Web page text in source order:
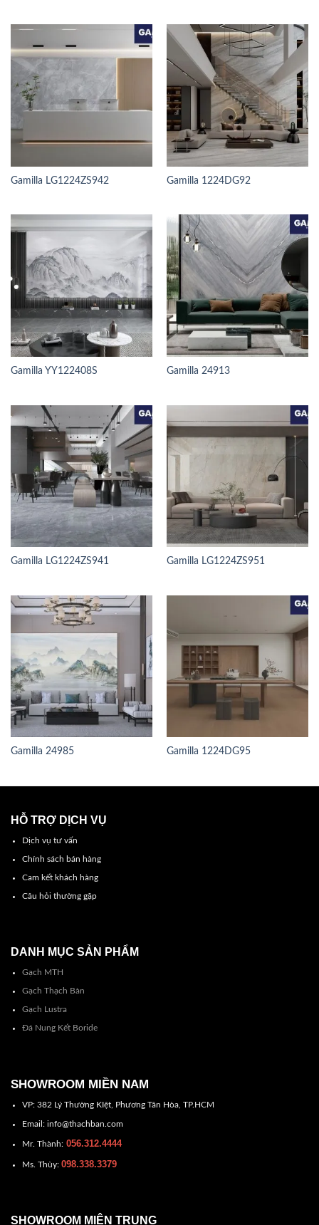
Gamilla LG1224ZS942 Gamilla 1224DG92
Gamilla YY122408S Gamilla 24913
Gamilla LG1224ZS941 Gamilla LG1224ZS951
Gamilla 24985 Gamilla 1224DG95
HỖ TRỢ DỊCH VỤ
Dịch vụ tư vấn
Chính sách bán hàng
Cam kết khách hàng
Câu hỏi thường gặp
DANH MỤC SẢN PHẨM
Gạch MTH
Gạch Thạch Bàn
Gạch Lustra
Đá Nung Kết Boride
SHOWROOM MIỀN NAM
VP: 382 Lý Thường KIệt, Phương Tân Hòa, TP.HCM
Email: info@thachban.com
Mr. Thành:056.312.4444
Ms. Thùy: 098.338.3379
SHOWROOM MIÊN TRUNG